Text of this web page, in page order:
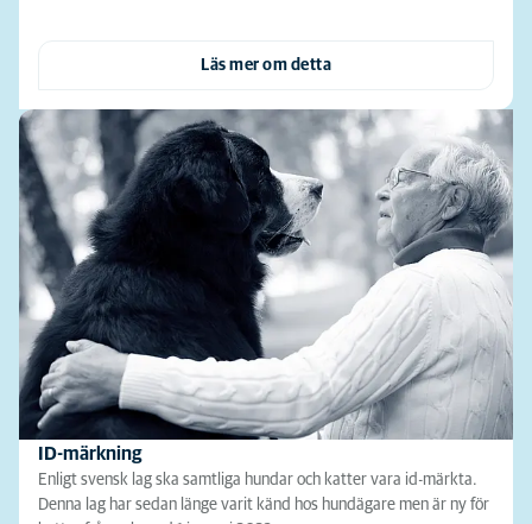
Läs mer om detta
ID-märkning
Enligt svensk lag ska samtliga hundar och katter vara id-märkta.
Denna lag har sedan länge varit känd hos hundägare men är ny för